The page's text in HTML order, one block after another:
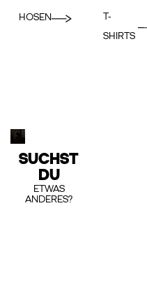
HOSEN
T-
SHIRTS
SUCHST
DU
ETWAS
ANDERES?